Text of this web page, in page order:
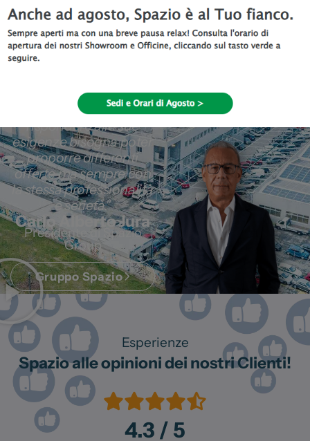
Spazio è
Il Grande Network
"Il mercato è sempre
più articolato e per
rispondere alle sue
esigenze bisogna poter
proporre differenti
offerte ma sempre con
la stessa professionalità
e serietà."
Carlo Alberto Jura
Presidente di Spazio
Group
Gruppo Spazio
Esperienze
Spazio alle opinioni dei nostri Clienti!
4.3 / 5